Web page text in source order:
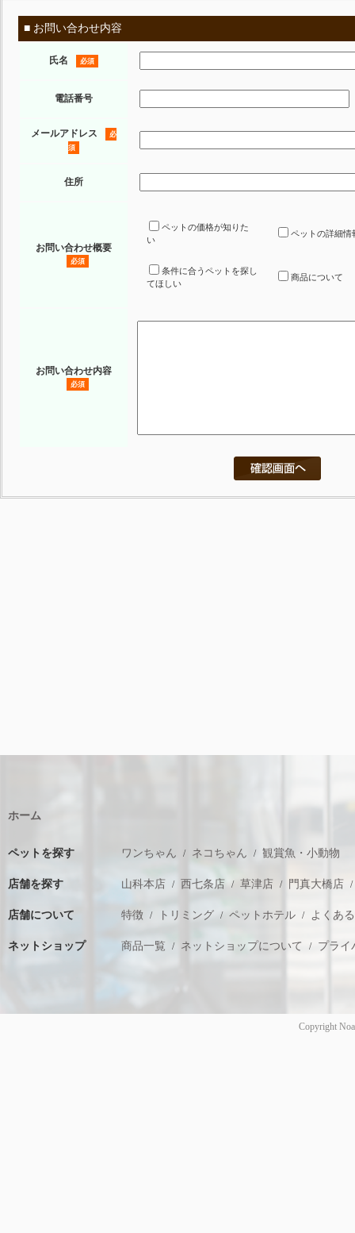
■ お問い合わせ内容
氏名 必須
電話番号
メールアドレス
必
須
住所
お問い合わせ概要
必須
ペットの価格が知りた
い
ペットの詳細情
条件に合うペットを探し
てほしい
商品について
お問い合わせ内容
必須
ホーム
ペットを探す ワンちゃん ネコちゃん 観賞魚・小動物
店舗を探す 山科本店 西七条店 草津店 門真大橋店
店舗について 特徴 トリミング ペットホテル よくあ
ネットショップ 商品一覧 ネットショップについて プライ
Copyright